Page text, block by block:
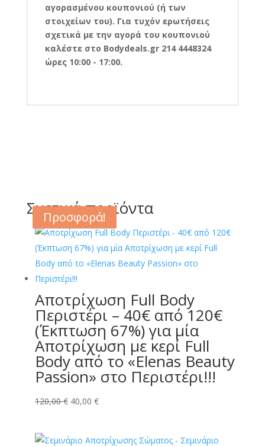
αγορασμένου κουπονιού (ή των
στοιχείων του). Για τυχόν ερωτήσεις
σχετικά με την αγορά του κουπονιού
καλέστε στο Bodydeals.gr 214 4448324
ώρες 10:00 - 17:00.
Σχετικά προϊόντα
Προσφορά!
Αποτρίχωση Full Body
Περιστέρι – 40€ από 120€
(Έκπτωση 67%) για μία
Αποτρίχωση με κερί Full
Body από το «Elenas Beauty
Passion» στο Περιστέρι!!!
120,00€ Original
40,00 €Η
Προσφορά!
Προσφορά!
Προσφορά!